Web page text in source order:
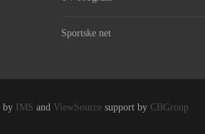
Sportske net
by IMS and ViewSource support by CBGroup